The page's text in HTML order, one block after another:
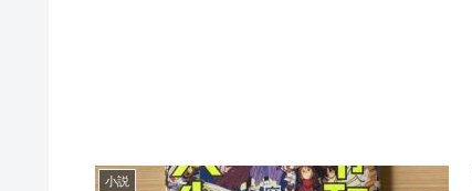
小説